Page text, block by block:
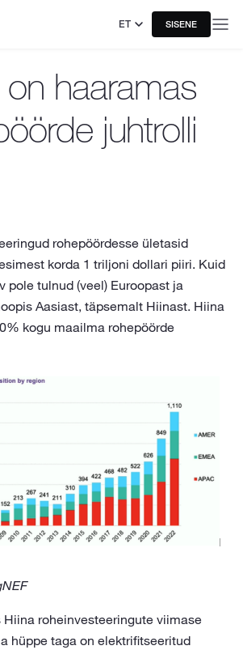
ET SISENE
on haaramas
juhtrolli
rohepöördesse ületasid
korda 1 triljoni dollari piiri. Kuid
pole tulnud (veel) Euroopast ja
Aasiast, täpsemalt Hiinast. Hiina
kogu maailma rohepöörde
Hiina roheinvesteeringute viimase
hüppe taga on elektrifitseeritud